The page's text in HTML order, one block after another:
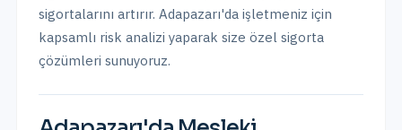
sigortalarını artırır. Adapazarı'da işletmeniz için
kapsamlı risk analizi yaparak size özel sigorta
çözümleri sunuyoruz.